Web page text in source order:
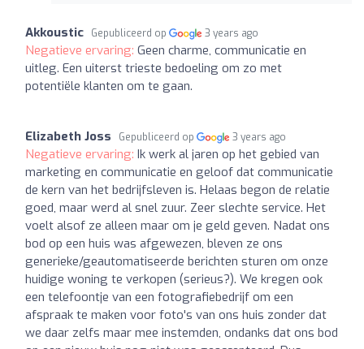
Akkoustic Gepubliceerd op 3 years ago
Negatieve ervaring: Geen charme, communicatie en
uitleg. Een uiterst trieste bedoeling om zo met
potentiële klanten om te gaan.
Elizabeth Joss Gepubliceerd op 3 years ago
Negatieve ervaring: Ik werk al jaren op het gebied van
marketing en communicatie en geloof dat communicatie
de kern van het bedrijfsleven is. Helaas begon de relatie
goed, maar werd al snel zuur. Zeer slechte service. Het
voelt alsof ze alleen maar om je geld geven. Nadat ons
bod op een huis was afgewezen, bleven ze ons
generieke/geautomatiseerde berichten sturen om onze
huidige woning te verkopen (serieus?). We kregen ook
een telefoontje van een fotografiebedrijf om een
afspraak te maken voor foto's van ons huis zonder dat
we daar zelfs maar mee instemden, ondanks dat ons bod